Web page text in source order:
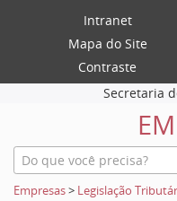
Intranet
Mapa do Site
Contraste
Secretaria
Empresas> Legislação